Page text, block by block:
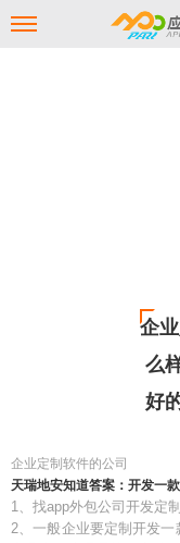
企
么
好
企业定制软件的公司
天瑞地安知道答案：开发一
1、找app外包公司开发定
2、一般企业要定制开发